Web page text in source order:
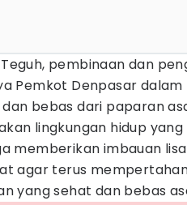
pembinaan dan
Pemkot Denpasar
bebas dari paparan
lingkungan hidup
memberikan imbauan
agar terus
yang sehat dan bebas